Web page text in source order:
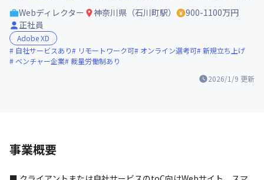
2026/1/9 更新
Webディレクター 神奈川県（石川町駅）
900-1100万円
正社員
Adobe XD
自社サービスあり
リモートワーク可 オンライン選考可 新規立ち上げ
ベンチャー企業 裁量労働制あり
事業概要